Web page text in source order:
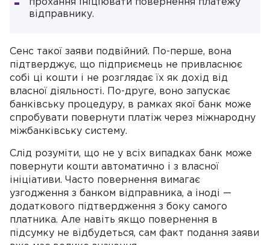
прохання ініціювати повернення платежу
відправнику.
Сенс такої заяви подвійний. По-перше, вона
підтверджує, що підприємець не привласнює
собі ці кошти і не розглядає їх як дохід від
власної діяльності. По-друге, воно запускає
банківську процедуру, в рамках якої банк може
спробувати повернути платіж через міжнародну
міжбанківську систему.
Слід розуміти, що не у всіх випадках банк може
повернути кошти автоматично і з власної
ініціативи. Часто повернення вимагає
узгодження з банком відправника, а іноді —
додаткового підтвердження з боку самого
платника. Але навіть якщо повернення в
підсумку не відбудеться, сам факт подання заяви